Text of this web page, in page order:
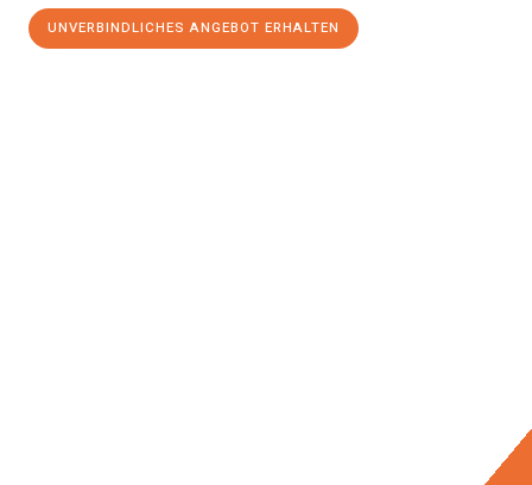
UNVERBINDLICHES ANGEBOT ERHALTEN